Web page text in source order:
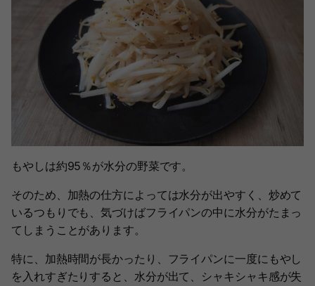
もやしは約95％が水分の野菜です。
そのため、加熱の仕方によっては水分が出やすく、炒めて
いるつもりでも、気づけばフライパンの中に水分がたまっ
てしまうことがあります。
特に、加熱時間が長かったり、フライパンに一度にもやし
を入れすぎたりすると、水分が出て、シャキシャキ感が失